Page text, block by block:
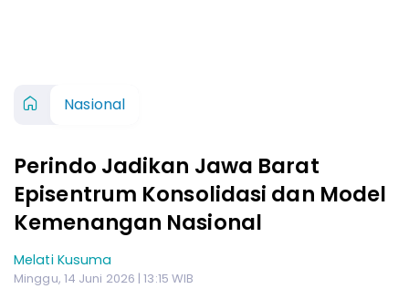
Nasional
Perindo Jadikan Jawa Barat
Episentrum Konsolidasi dan Model
Kemenangan Nasional
Melati Kusuma
Minggu, 14 Juni 2026 | 13:15 WIB